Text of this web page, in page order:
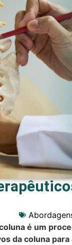
é um
da coluna